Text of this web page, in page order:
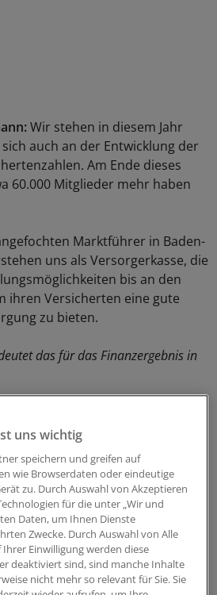
Wir stehen in diesem Jahr
auch an der Entwicklung der
Am Ende dieses
60.000 Mitglieder mehr haben
Marktführer in Baden-
uns als Versorgerkasse, die
bis an den
ihren Versicherten eine gute
zu bieten.
das für das Finanzergebnis in
Präzisere Zahlen liegen Ende
weil dann erst der
bekannt ist.
etwas zur Entwicklung bei den
sagen?
Sektor gehen wir in diesem
von etwa vier Prozent aus.
uns wichtig
speichern und greifen auf
wie Browserdaten oder eindeutige
zu. Durch Auswahl von Akzeptieren
für die unter „Wir und
Daten, um Ihnen Dienste
Zwecke. Durch Auswahl von Alle
Einwilligung werden diese
deaktiviert sind, sind manche Inhalte
nicht mehr so relevant für Sie. Sie